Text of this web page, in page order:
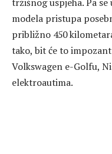
tržišnog uspjeha. Pa
modela pristupa
približno 450
tako, bit će to
Volkswagen e-Golfu,
elektroautima.